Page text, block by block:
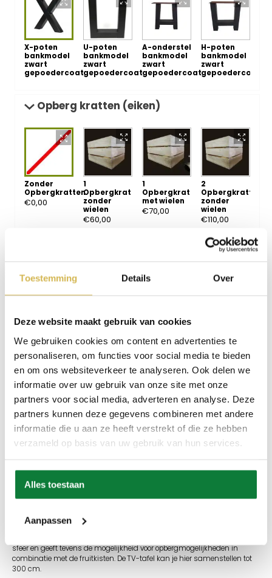
Toestemming Details Over
Deze website maakt gebruik van cookies
We gebruiken cookies om content en advertenties te
personaliseren, om functies voor social media te bieden
en om ons websiteverkeer te analyseren. Ook delen we
informatie over uw gebruik van onze site met onze
partners voor social media, adverteren en analyse. Deze
partners kunnen deze gegevens combineren met andere
informatie die u aan ze heeft verstrekt of die ze hebben
verzameld op basis van uw gebruik van hun services.
Alles toestaan
Aanpassen
X-poten
bankmodel
zwart
gepoedercoat
U-poten
bankmodel
zwart
gepoedercoat
A-onderstel
bankmodel
zwart
gepoedercoat
H-poten
bankmodel
zwart
gepoedercoat
Opberg kratten (eiken)
Zonder
Opbergkratten
€0,00
1
Opbergkrat
zonder
wielen
€60,00
1
Opbergkrat
met wielen
€70,00
2
Opbergkratten
zonder
wielen
€110,00
2
€140,00
3
wielen
160,00
€195,00
€282,63
Op voorraad
In winkelmand
Productinformatie
sfeer en geeft tevens de mogelijkheid voor opbergmogelijkheden in
combinatie met de fruitkisten. De TV-tafel kan je hier samenstellen tot
300 cm.